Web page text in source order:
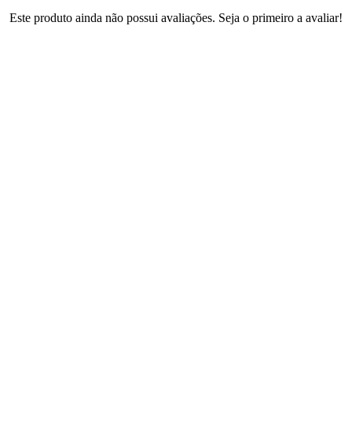
Este produto ainda não possui avaliações. Seja o primeiro a avaliar!